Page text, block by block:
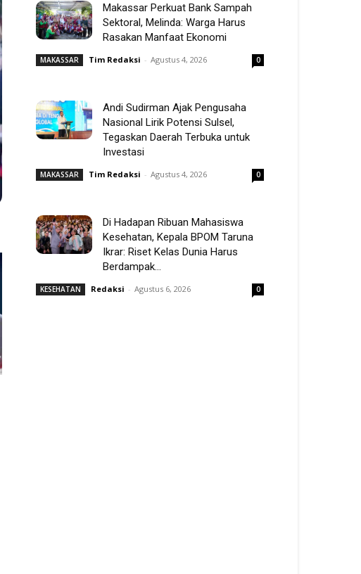
Makassar Perkuat Bank Sampah
Sektoral, Melinda: Warga Harus
Rasakan Manfaat Ekonomi
MAKASSAR Tim Redaksi - Agustus 4, 2026 0
Andi Sudirman Ajak Pengusaha
Nasional Lirik Potensi Sulsel,
Tegaskan Daerah Terbuka untuk
Investasi
MAKASSAR Tim Redaksi - Agustus 4, 2026 0
Di Hadapan Ribuan Mahasiswa
Kesehatan, Kepala BPOM Taruna
Ikrar: Riset Kelas Dunia Harus
Berdampak...
KESEHATAN Redaksi - Agustus 6, 2026 0